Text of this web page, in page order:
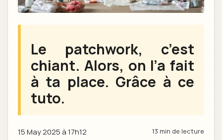
Le patchwork, c’est
chiant. Alors, on l’a fait
à ta place. Grâce à ce
tuto.
15 May 2025 à 17h12 13 min de lecture